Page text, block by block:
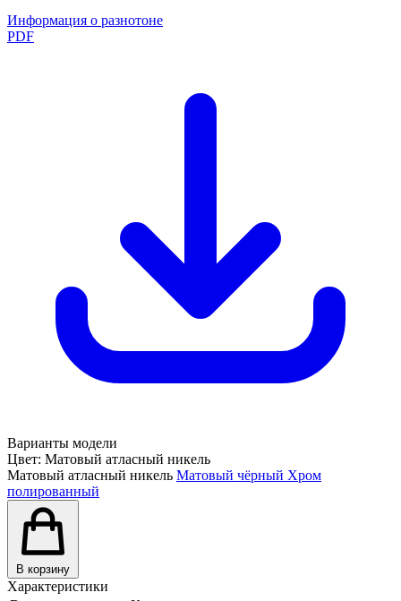
Информация о разнотоне
PDF
Варианты модели
Цвет: Матовый атласный никель
Матовый атласный никель Матовый чёрный Хром
полированный
В корзину
Характеристики